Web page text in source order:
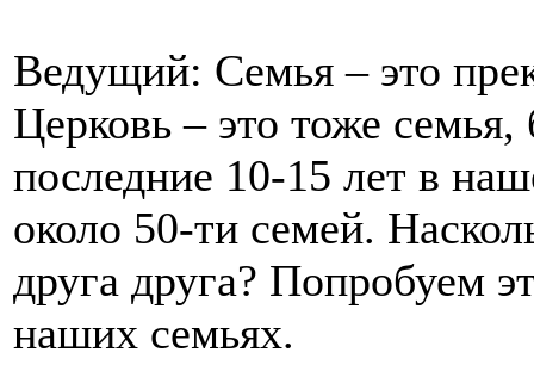
Ведущий: Семья – это
Церковь – это тоже
последние 10-15 лет в
около 50-ти семей.
друга друга? Попробуем
наших семьях.